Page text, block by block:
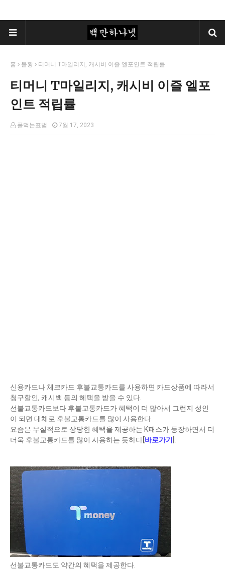
홈 불황 티머니 T마일리지, 캐시비 이즐 엘포인트 적립률
티머니 T마일리지, 캐시비 이즐 엘포
인트 적립률
풀먹는표범 7월 17, 2023
신용카드나 체크카드 후불교통카드를 사용하면 카드상품에 따라서
청구할인, 캐시백 등의 혜택을 받을 수 있다.
선불교통카드보다 후불교통카드가 혜택이 더 많아서 그런지 성인
이 되면 대체로 후불교통카드를 많이 사용한다.
요즘은 무실적으로 상당한 혜택을 제공하는 K패스가 등장하면서 더
더욱 후불교통카드를 많이 사용하는 듯하다 바로가기
선불교통카드도 약간의 혜택을 제공한다.